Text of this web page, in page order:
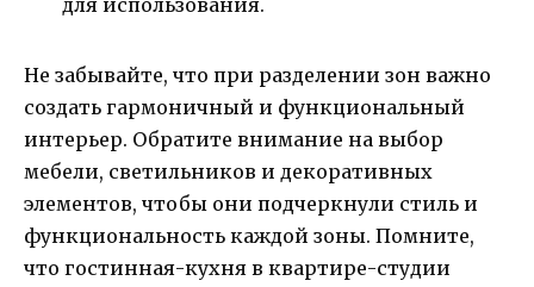
для использования.
Не забывайте, что при разделении зон важно
создать гармоничный и функциональный
интерьер. Обратите внимание на выбор
мебели, светильников и декоративных
элементов, чтобы они подчеркнули стиль и
функциональность каждой зоны. Помните,
что гостинная-кухня в квартире-студии